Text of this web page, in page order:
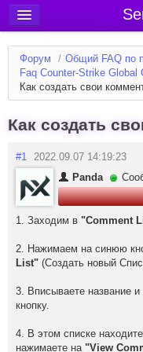
Добавить сервер
Мониторинг серверов
Новости
Блог
Форум
Вход в аккаунт
Форум / Общий FAQ по
Faq Counter-Strike Global
Как создать свои
Как создать
#1 2022.09.07 14:19:23
Panda
1. Заходим в "Comment
2. Нажимаем на синюю
List" (Создать новый
3. Вписываете название и
кнопку.
4. В этом списке
нажимаете на "View